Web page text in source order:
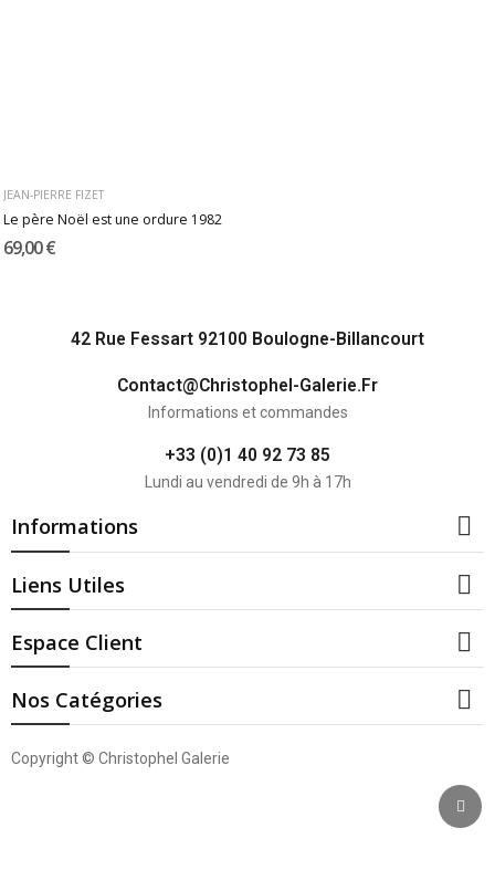
JEAN-PIERRE FIZET
Le père Noël est une ordure 1982
69,00 €
42 Rue Fessart 92100 Boulogne-Billancourt
Contact@christophel-Galerie.fr
Informations et commandes
+33 (0)1 40 92 73 85
Lundi au vendredi de 9h à 17h
Informations 
Liens Utiles 
Espace Client 
Nos Catégories 
Copyright © Christophel Galerie